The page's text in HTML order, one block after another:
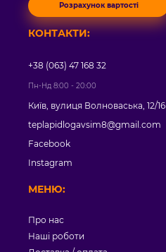
Розрахунок вартості
МЕНЮ:
Про нас
Наші роботи
КОНТАКТИ:
+38 (063) 47 168 32
Пн-Нд 8:00 - 20:00
Київ, вулиця Волноваська, 12/16
teplapidlogavsim8@gmail.com
Facebook
Instagram